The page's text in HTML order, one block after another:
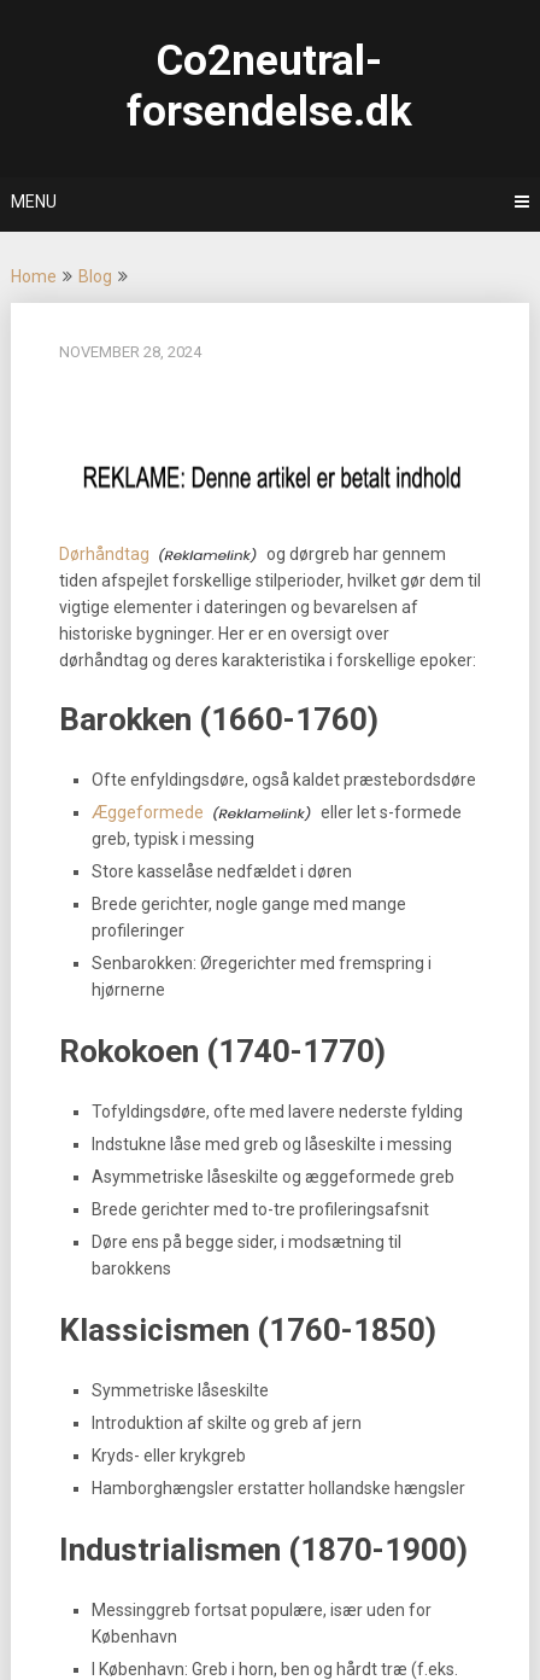
Co2neutral-
forsendelse.dk
MENU
Home Blog
NOVEMBER 28, 2024
Dørhåndtag
og dørgreb har gennem
tiden afspejlet forskellige stilperioder, hvilket gør dem til
vigtige elementer i dateringen og bevarelsen af
historiske bygninger. Her er en oversigt over
dørhåndtag og deres karakteristika i forskellige epoker:
Barokken (1660-1760)
Ofte enfyldingsdøre, også kaldet præstebordsdøre
Æggeformede
eller let s-formede
greb, typisk i messing
Store kasselåse nedfældet i døren
Brede gerichter, nogle gange med mange
profileringer
Senbarokken: Øregerichter med fremspring i
hjørnerne
Rokokoen (1740-1770)
Tofyldingsdøre, ofte med lavere nederste fylding
Indstukne låse med greb og låseskilte i messing
Asymmetriske låseskilte og æggeformede greb
Brede gerichter med to-tre profileringsafsnit
Døre ens på begge sider, i modsætning til
barokkens
Klassicismen (1760-1850)
Symmetriske låseskilte
Introduktion af skilte og greb af jern
Kryds- eller krykgreb
Hamborghængsler erstatter hollandske hængsler
Industrialismen (1870-1900)
Messinggreb fortsat populære, især uden for
København
I København: Greb i horn, ben og hårdt træ (f.eks.